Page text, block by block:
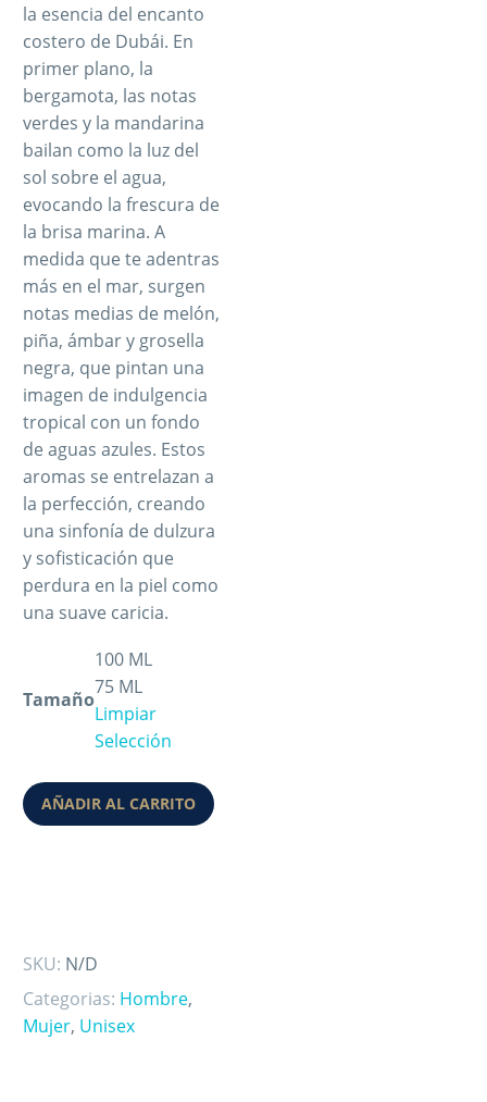
la esencia del encanto
costero de Dubái. En
primer plano, la
bergamota, las notas
verdes y la mandarina
bailan como la luz del
sol sobre el agua,
evocando la frescura de
la brisa marina. A
medida que te adentras
más en el mar, surgen
notas medias de melón,
piña, ámbar y grosella
negra, que pintan una
imagen de indulgencia
tropical con un fondo
de aguas azules. Estos
aromas se entrelazan a
la perfección, creando
una sinfonía de dulzura
y sofisticación que
perdura en la piel como
una suave caricia.
Tamaño
100 ML
75 ML
Limpiar
Selección
AÑADIR AL CARRITO
SKU: N/D
Categorias: Hombre,
Mujer, Unisex